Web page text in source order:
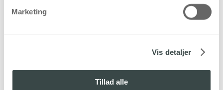
Marketing
Vis detaljer
Tillad alle